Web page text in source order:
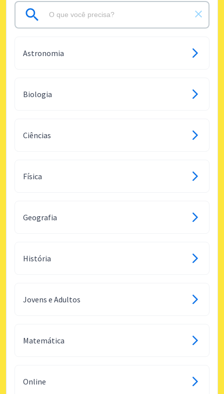
Astronomia
Biologia
Ciências
Física
Geografia
História
Jovens e Adultos
Matemática
Online